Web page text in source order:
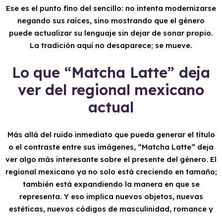
Ese es el punto fino del sencillo: no intenta modernizarse
negando sus raíces, sino mostrando que el género
puede actualizar su lenguaje sin dejar de sonar propio.
La tradición aquí no desaparece; se mueve.
Lo que “Matcha Latte” deja
ver del regional mexicano
actual
Más allá del ruido inmediato que pueda generar el título
o el contraste entre sus imágenes, “Matcha Latte” deja
ver algo más interesante sobre el presente del género. El
regional mexicano ya no solo está creciendo en tamaño;
también está expandiendo la manera en que se
representa. Y eso implica nuevos objetos, nuevas
estéticas, nuevos códigos de masculinidad, romance y